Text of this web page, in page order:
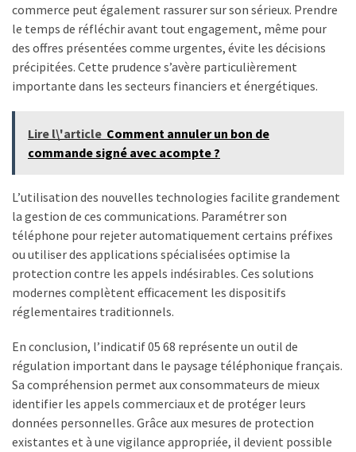
commerce peut également rassurer sur son sérieux. Prendre
le temps de réfléchir avant tout engagement, même pour
des offres présentées comme urgentes, évite les décisions
précipitées. Cette prudence s’avère particulièrement
importante dans les secteurs financiers et énergétiques.
Lire l\'article Comment annuler un bon de
commande signé avec acompte ?
L’utilisation des nouvelles technologies facilite grandement
la gestion de ces communications. Paramétrer son
téléphone pour rejeter automatiquement certains préfixes
ou utiliser des applications spécialisées optimise la
protection contre les appels indésirables. Ces solutions
modernes complètent efficacement les dispositifs
réglementaires traditionnels.
En conclusion, l’indicatif 05 68 représente un outil de
régulation important dans le paysage téléphonique français.
Sa compréhension permet aux consommateurs de mieux
identifier les appels commerciaux et de protéger leurs
données personnelles. Grâce aux mesures de protection
existantes et à une vigilance appropriée, il devient possible